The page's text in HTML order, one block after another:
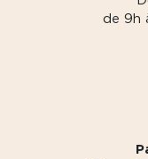
de 9h